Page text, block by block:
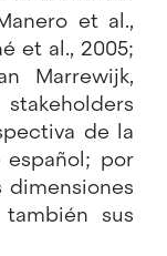
et al.,
et al., 2005;
Marrewijk,
de la
por
sus